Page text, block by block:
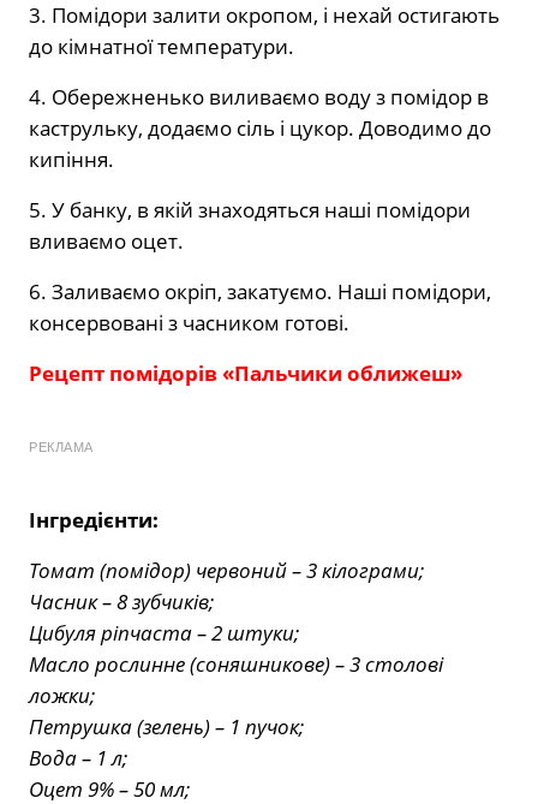
3. Помідори залити окропом, і нехай остигають
до кімнатної температури.
4. Обережненько виливаємо воду з помідор в
каструльку, додаємо сіль і цукор. Доводимо до
кипіння.
5. У банку, в якій знаходяться наші помідори
вливаємо оцет.
6. Заливаємо окріп, закатуємо. Наші помідори,
консервовані з часником готові.
Рецепт помідорів «Пальчики оближеш»
РЕКЛАМА
Інгредієнти:
Томат (помідор) червоний – 3 кілограми;
Часник – 8 зубчиків;
Цибуля ріпчаста – 2 штуки;
Масло рослинне (соняшникове) – 3 столові
ложки;
Петрушка (зелень) – 1 пучок;
Вода – 1 л;
Оцет 9% – 50 мл;